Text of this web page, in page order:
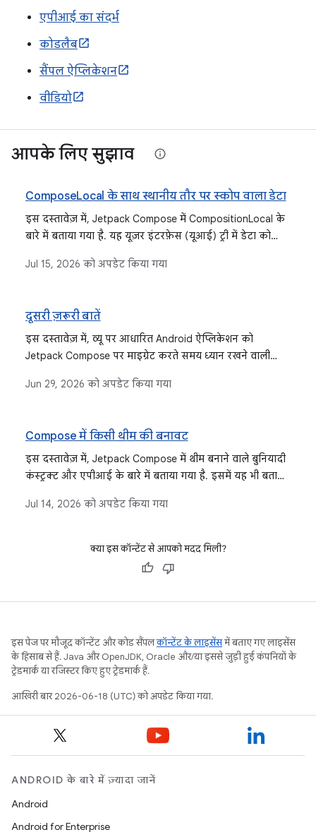
एपीआई का संदर्भ
कोडलैब
सैंपल ऐप्लिकेशन
वीडियो
आपके लिए सुझाव
ComposeLocal के साथ स्थानीय तौर पर स्कोप वाला डेटा
इस दस्तावेज़ में, Jetpack Compose में CompositionLocal के
बारे में बताया गया है. यह यूज़र इंटरफ़ेस (यूआई) ट्री में डेटा को
CompositionLocal बनाने और उनके लिए वैल्यू देने का तरीका
Jul 15, 2026 को अपडेट किया गया
दूसरी ज़रूरी बातें
इस दस्तावेज़ में, व्यू पर आधारित Android ऐप्लिकेशन को
Jetpack Compose पर माइग्रेट करते समय ध्यान रखने वाली
आर्किटेक्चर, शेयर किया गया यूज़र इंटरफ़ेस (यूआई), और स्टेट
Jun 29, 2026 को अपडेट किया गया
Compose में किसी थीम की बनावट
इस दस्तावेज़ में, Jetpack Compose में थीम बनाने वाले बुनियादी
कंस्ट्रक्ट और एपीआई के बारे में बताया गया है. इसमें यह भी बताया
ही, इन्हें MaterialTheme और कस्टम डिज़ाइन सिस्टम, दोनों में
Jul 14, 2026 को अपडेट किया गया
क्या इस कॉन्टेंट से आपको मदद मिली?
इस पेज पर मौजूद कॉन्टेंट और कोड सैंपलकॉन्टेंट के लाइसेंसमें बताए गए लाइसेंस
के हिसाब से हैं. Java और OpenJDK, Oracle और/या इससे जुड़ी हुई कंपनियों के
ट्रेडमार्क या रजिस्टर किए हुए ट्रेडमार्क हैं.
आखिरी बार 2026-06-18 (UTC) को अपडेट किया गया.
ANDROID के बारे में ज़्यादा जानें
Android
Android for Enterprise